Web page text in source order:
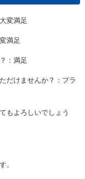
変満足
満足
：満足
だけませんか？：プラ
もよろしいでしょう
。